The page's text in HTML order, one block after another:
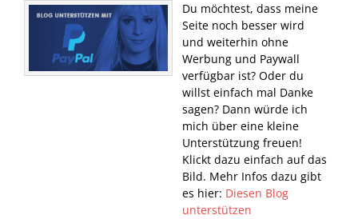
Du möchtest, dass meine
Seite noch besser wird
und weiterhin ohne
Werbung und Paywall
verfügbar ist? Oder du
willst einfach mal Danke
sagen? Dann würde ich
mich über eine kleine
Unterstützung freuen!
Klickt dazu einfach auf das
Bild. Mehr Infos dazu gibt
es hier: Diesen Blog
unterstützen